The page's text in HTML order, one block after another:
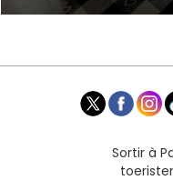
Sortir à